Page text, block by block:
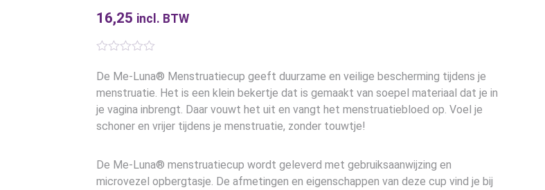
16,25 incl. BTW
De Me-Luna® Menstruatiecup geeft duurzame en veilige bescherming tijdens je
menstruatie. Het is een klein bekertje dat is gemaakt van soepel materiaal dat je in
je vagina inbrengt. Daar vouwt het uit en vangt het menstruatiebloed op. Voel je
schoner en vrijer tijdens je menstruatie, zonder touwtje!
De Me-Luna® menstruatiecup wordt geleverd met gebruiksaanwijzing en
microvezel opbergtasje. De afmetingen en eigenschappen van deze cup vind je bij